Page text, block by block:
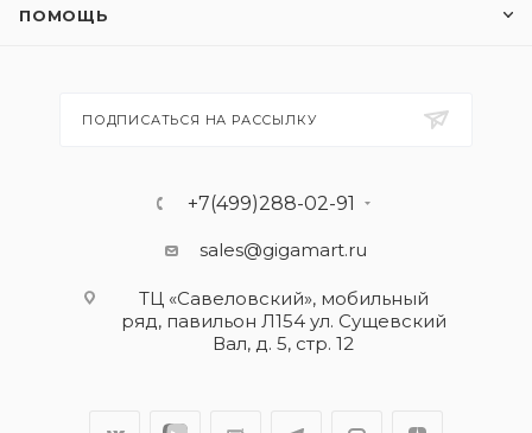
ПОМОЩЬ
ПОДПИСАТЬСЯ НА РАССЫЛКУ
+7(499)288-02-91
sales@gigamart.ru
ТЦ «Савеловский», мобильный
ряд, павильон Л154 ул. Сущевский
Вал, д. 5, стр. 12